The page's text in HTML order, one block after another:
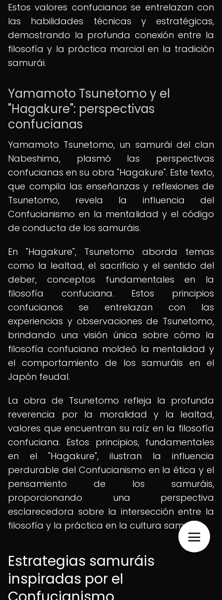
Estos valores confucianos se entrelazan con
las habilidades técnicas y estratégicas,
demostrando la profunda conexión entre la
filosofía y la práctica marcial en la tradición
samurái.
Yamamoto Tsunetomo y el
"Hagakure": perspectivas
confucianas
Yamamoto Tsunetomo, un samurái del clan
Nabeshima, plasmó las perspectivas
confucianas en su obra "Hagakure". Este texto,
que compila las enseñanzas y reflexiones de
Tsunetomo, revela la influencia del
Confucianismo en la mentalidad y el código
de conducta de los samuráis.
En "Hagakure", Tsunetomo aborda temas
como la lealtad, el sacrificio y el sentido del
deber, conceptos fundamentales en la
filosofía confuciana. Estos principios
confucianos se entrelazan con las
experiencias y observaciones de Tsunetomo,
brindando una visión única sobre cómo la
filosofía confuciana moldeó la mentalidad y
el comportamiento de los samuráis en el
Japón feudal.
La obra de Tsunetomo refleja la profunda
reverencia por la moralidad y la lealtad,
valores que encuentran su raíz en la filosofía
confuciana. Estos principios, fundamentales
en el "Hagakure", ilustran la influencia
perdurable del Confucianismo en la ética y el
pensamiento de los samuráis,
proporcionando una perspectiva
esclarecedora sobre la intersección entre la
filosofía y la práctica en la cultura samurái.
Estrategias samuráis
inspiradas por el